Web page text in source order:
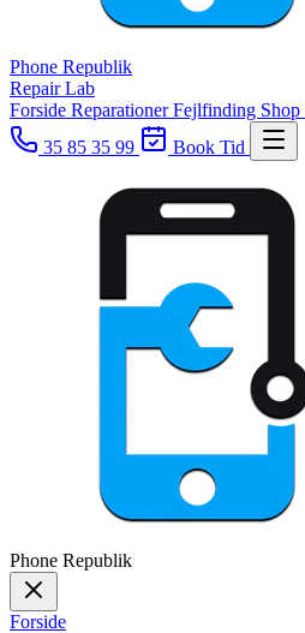
Phone Republik
Repair Lab
Forside ReparationerFejlfinding Shop
35 85 35 99
Book Tid
Phone Republik
Forside